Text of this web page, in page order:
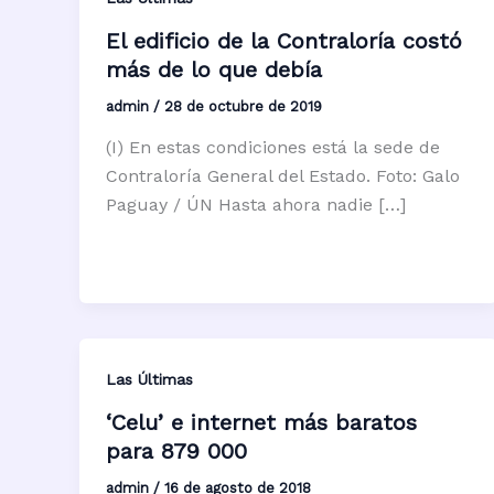
El edificio de la Contraloría costó
más de lo que debía
admin / 28 de octubre de 2019
(I) En estas condiciones está la sede de
Contraloría General del Estado. Foto: Galo
Paguay / ÚN Hasta ahora nadie […]
Las Últimas
‘Celu’ e internet más baratos
para 879 000
admin / 16 de agosto de 2018